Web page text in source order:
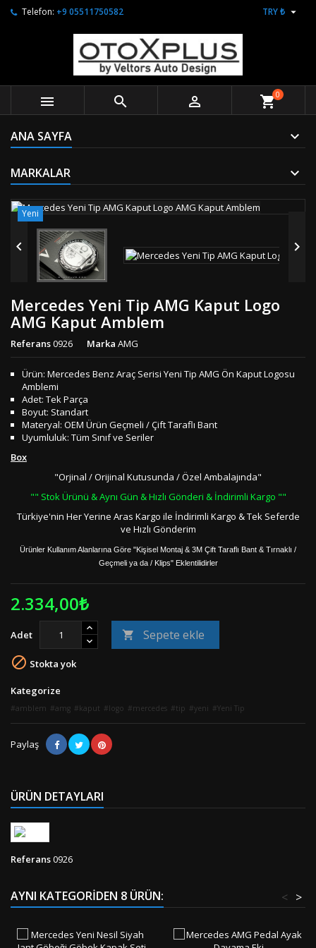
Telefon: +9 05511750582 TRY ₺ 
   shopping_cart0
ANA SAYFA
MARKALAR
Yeni
 
Mercedes Yeni Tip AMG Kaput Logo
AMG Kaput Amblem
Referans0926 Marka AMG
Ürün: Mercedes Benz Araç Serisi Yeni Tip AMG Ön Kaput Logosu
Amblemi
Adet: Tek Parça
Boyut: Standart
Materyal: OEM Ürün Geçmeli / Çift Taraflı Bant
Uyumluluk: Tüm Sınıf ve Seriler
Box
"Orjinal / Orijinal Kutusunda / Özel Ambalajında"
"" Stok Ürünü & Aynı Gün & Hızlı Gönderi & İndirimli Kargo ""
Türkiye'nin Her Yerine Aras Kargo ile İndirimli Kargo & Tek Seferde
ve Hızlı Gönderim
Ürünler Kullanım Alanlarına Göre "Kişisel Montaj & 3M Çift Taraflı Bant & Tırnaklı /
Geçmeli ya da / Klips" Eklentilidirler
2.334,00₺
Adet  Sepete ekle
 Stokta yok
Kategorize
amblem amg kaput logo mercedes tip yeni Yeni Tip
Paylaş
ÜRÜN DETAYLARI
Referans0926
AYNI KATEGORIDEN 8 ÜRÜN: >
<